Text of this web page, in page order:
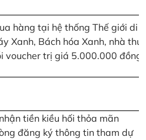
hàng tại hệ thống Thế giới di
Xanh, Bách hóa Xanh, nhà
voucher trị giá 5.000.000 đồng
tiền kiều hối thỏa mãn
đăng ký thông tin tham dự